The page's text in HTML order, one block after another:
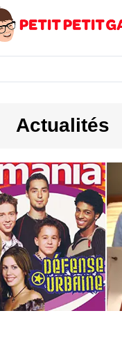
Actualités